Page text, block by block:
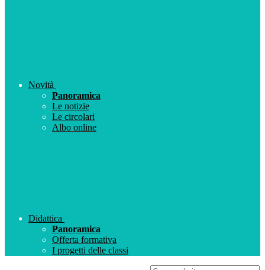
Novità
Panoramica
Le notizie
Le circolari
Albo online
Didattica
Panoramica
Offerta formativa
I progetti delle classi